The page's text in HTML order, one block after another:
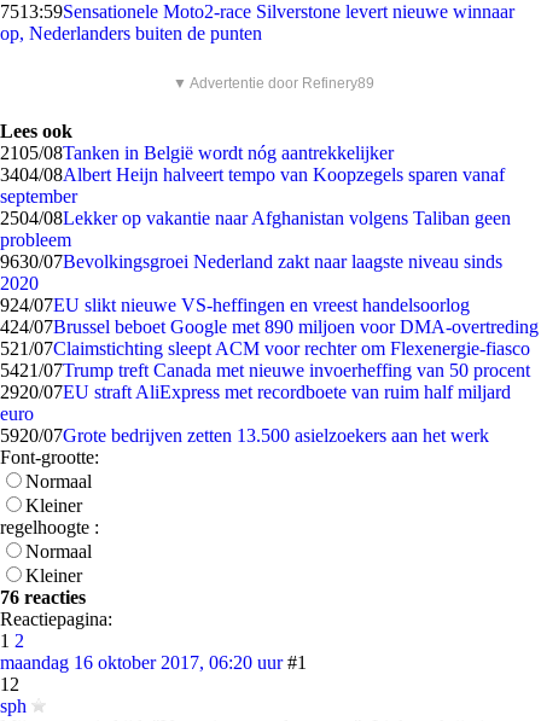
7513:59Sensationele Moto2-race Silverstone levert nieuwe winnaar
op, Nederlanders buiten de punten
▼ Advertentie door Refinery89
Lees ook
2105/08Tanken in België wordt nóg aantrekkelijker
3404/08Albert Heijn halveert tempo van Koopzegels sparen vanaf
september
2504/08Lekker op vakantie naar Afghanistan volgens Taliban geen
probleem
9630/07Bevolkingsgroei Nederland zakt naar laagste niveau sinds
2020
924/07EU slikt nieuwe VS-heffingen en vreest handelsoorlog
424/07Brussel beboet Google met 890 miljoen voor DMA-overtreding
521/07Claimstichting sleept ACM voor rechter om Flexenergie-fiasco
5421/07Trump treft Canada met nieuwe invoerheffing van 50 procent
2920/07EU straft AliExpress met recordboete van ruim half miljard
euro
5920/07Grote bedrijven zetten 13.500 asielzoekers aan het werk
Font-grootte:
Normaal
Kleiner
regelhoogte :
Normaal
Kleiner
76 reacties
Reactiepagina:
1 2
maandag 16 oktober 2017, 06:20 uur #1
12
sph